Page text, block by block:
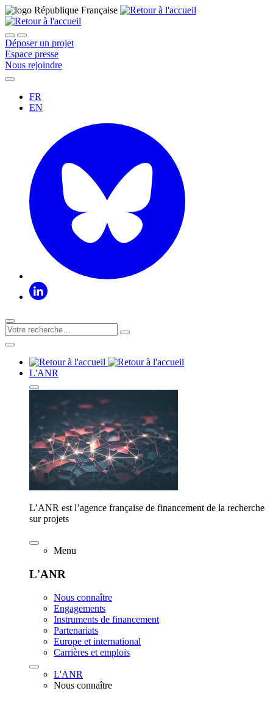
Déposer un projet
Espace presse
Nous rejoindre
FR
EN
L'ANR
L’ANR est l’agence française de financement de la recherche
sur projets
Menu
L'ANR
Nous connaître
Engagements
Instruments de financement
Partenariats
Europe et international
Carrières et emplois
L'ANR
Nous connaître